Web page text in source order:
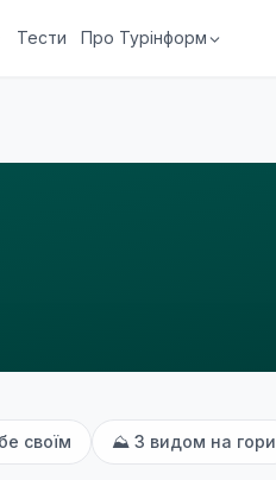
Тести Про Турінформ
своїм ⛰ З видом на гори